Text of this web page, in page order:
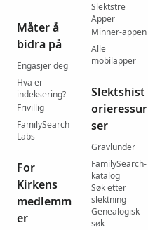
Måter å
bidra på
Engasjer deg
Hva er
indeksering?
Frivillig
FamilySearch
Labs
For
Kirkens
medlemm
er
Slektstre
Apper
Minner-appen
Alle
mobilapper
Slektshist
orieressur
ser
Gravlunder
FamilySearch-
katalog
Søk etter
slektning
Genealogisk
søk